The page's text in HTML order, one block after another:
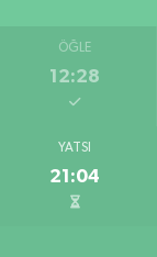
ÖĞLE
12:28
YATSI
21:04